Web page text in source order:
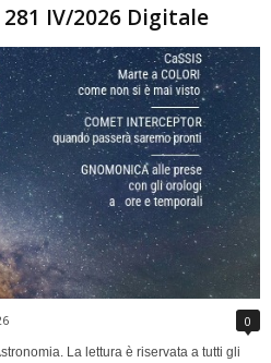
IV/2026 Digitale
0
La lettura è riservata a tutti gli